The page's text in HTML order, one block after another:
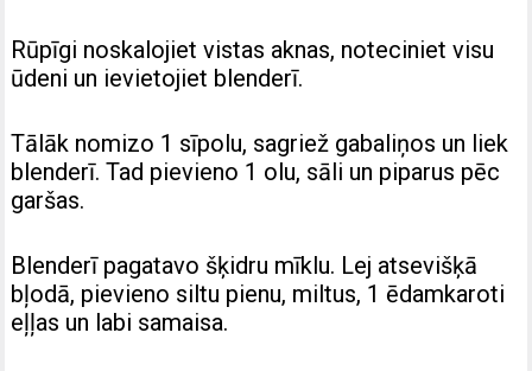
Rūpīgi noskalojiet vistas aknas, noteciniet visu
ūdeni un ievietojiet blenderī.
Tālāk nomizo 1 sīpolu, sagriež gabaliņos un liek
blenderī. Tad pievieno 1 olu, sāli un piparus pēc
garšas.
Blenderī pagatavo šķidru mīklu. Lej atsevišķā
bļodā, pievieno siltu pienu, miltus, 1 ēdamkaroti
eļļas un labi samaisa.